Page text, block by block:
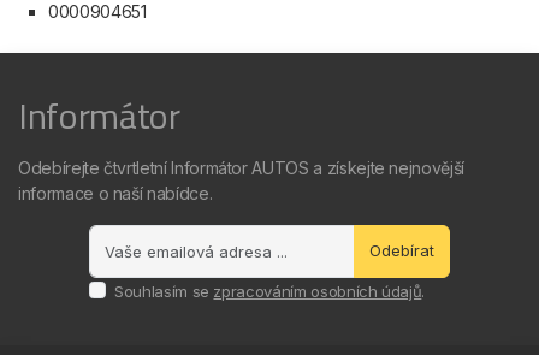
0000904651
Informátor
Odebírejte čtvrtletní Informátor AUTOS a získejte nejnovější
informace o naší nabídce.
Odebírat
Souhlasím se zpracováním osobních údajů.